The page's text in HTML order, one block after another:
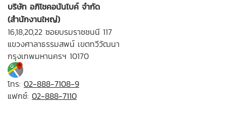
บริษัท อภิโชคอนันไบค์ จำกัด
(สำนักงานใหญ่)
16,18,20,22 ซอยบรมราชชนนี 117
แขวงศาลาธรรมสพน์ เขตทวีวัฒนา
กรุงเทพมหานครฯ 10170
โทร: 02-888-7108-9
แฟกซ์: 02-888-7110